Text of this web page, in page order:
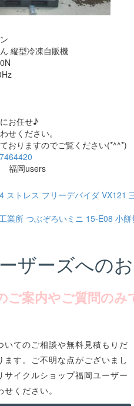
縦型冷凍自販機
お任せ♪
せください。
おりますのでご覧ください(*^^*)
福岡users
ストレス フリーデバイダ VX121
業所 つぶぞろいミニ 15-E08 小
ザーズへの
ご案内やご質問の
いてのご相談や無料見積もりだ
ます。ご不明な点がございまし
サイクルショップ福岡ユーザー
ください。